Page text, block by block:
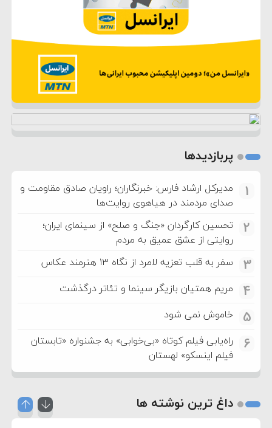
پربازدیدها
1
مدیرکل ارشاد فارس: خبرنگاران؛ راویان صادق مقاومت و
صدای مردمند در هیاهوی روایت‌ها
2
تحسین کارگردان «جنگ و صلح» از سینمای ایران؛
روایتی از عشق عمیق به مردم
3 سفر به قلب تعزیه لامرد از نگاه ۱۳ هنرمند عکاس
4 مریم همتیان بازیگر سینما و تئاتر درگذشت
5 خاموش نمی شود
6
راه‌یابی فیلم کوتاه «بی‌خوابی» به جشنواره «تابستان
فیلم اینسکو» لهستان
داغ ترین نوشته ها